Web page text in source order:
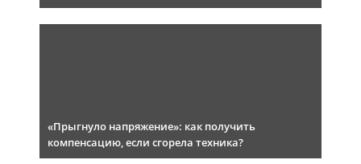
«Прыгнуло напряжение»: как получить
компенсацию, если сгорела техника?